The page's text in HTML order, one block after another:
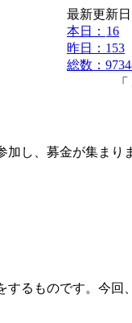
最新更新日
本日： 16
昨日：153
総数：
「し
し、募金が集まり
るものです。今回、